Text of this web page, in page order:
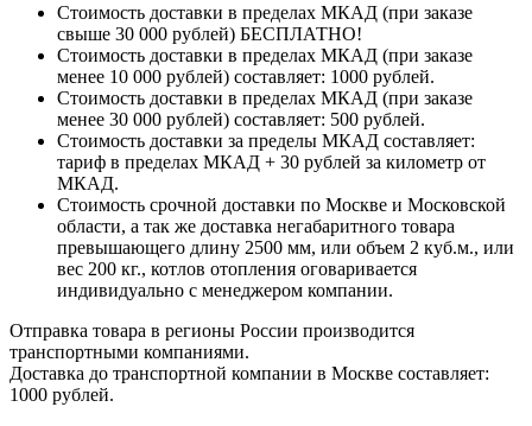
Стоимость доставки в пределах МКАД (при заказе
свыше 30 000 рублей) БЕСПЛАТНО!
Стоимость доставки в пределах МКАД (при заказе
менее 10 000 рублей) составляет: 1000 рублей.
Стоимость доставки в пределах МКАД (при заказе
менее 30 000 рублей) составляет: 500 рублей.
Стоимость доставки за пределы МКАД составляет:
тариф в пределах МКАД + 30 рублей за километр от
МКАД.
Стоимость срочной доставки по Москве и Московской
области, а так же доставка негабаритного товара
превышающего длину 2500 мм, или объем 2 куб.м., или
вес 200 кг., котлов отопления оговаривается
индивидуально с менеджером компании.
Отправка товара в регионы России производится
транспортными компаниями.
Доставка до транспортной компании в Москве составляет:
1000 рублей.